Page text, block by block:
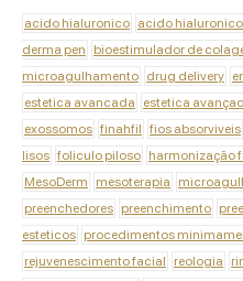
acido hialuronico acido
derma pen
bioestimulador de
microagulhamento drug delivery
estetica avancada
estetica
exossomos finahfil fios absorviveis
lisos foliculo piloso harmonização
MesoDerm
mesoterapia
preenchedores preenchimento
esteticos procedimentos
rejuvenescimento facial
reologia